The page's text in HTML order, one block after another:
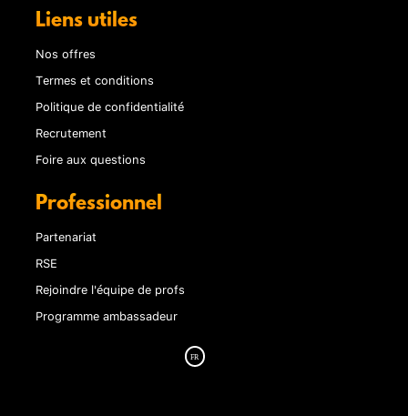
Liens utiles
Nos offres
Termes et conditions
Politique de confidentialité
Recrutement
Foire aux questions
Professionnel
Partenariat
RSE
Rejoindre l'équipe de profs
Programme ambassadeur